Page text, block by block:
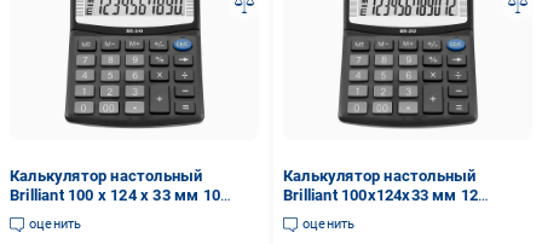
Калькулятор настольный
Brilliant 100 х 124 х 33 мм 10
разрядный пластик Черный (BS
210)
оценить
Калькулятор настольный
Brilliant 100х124х33 мм 12
разрядный пластик Черный (BS
212)
оценить